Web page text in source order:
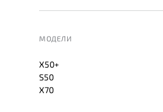
МОДЕЛИ
X50+
S50
X70